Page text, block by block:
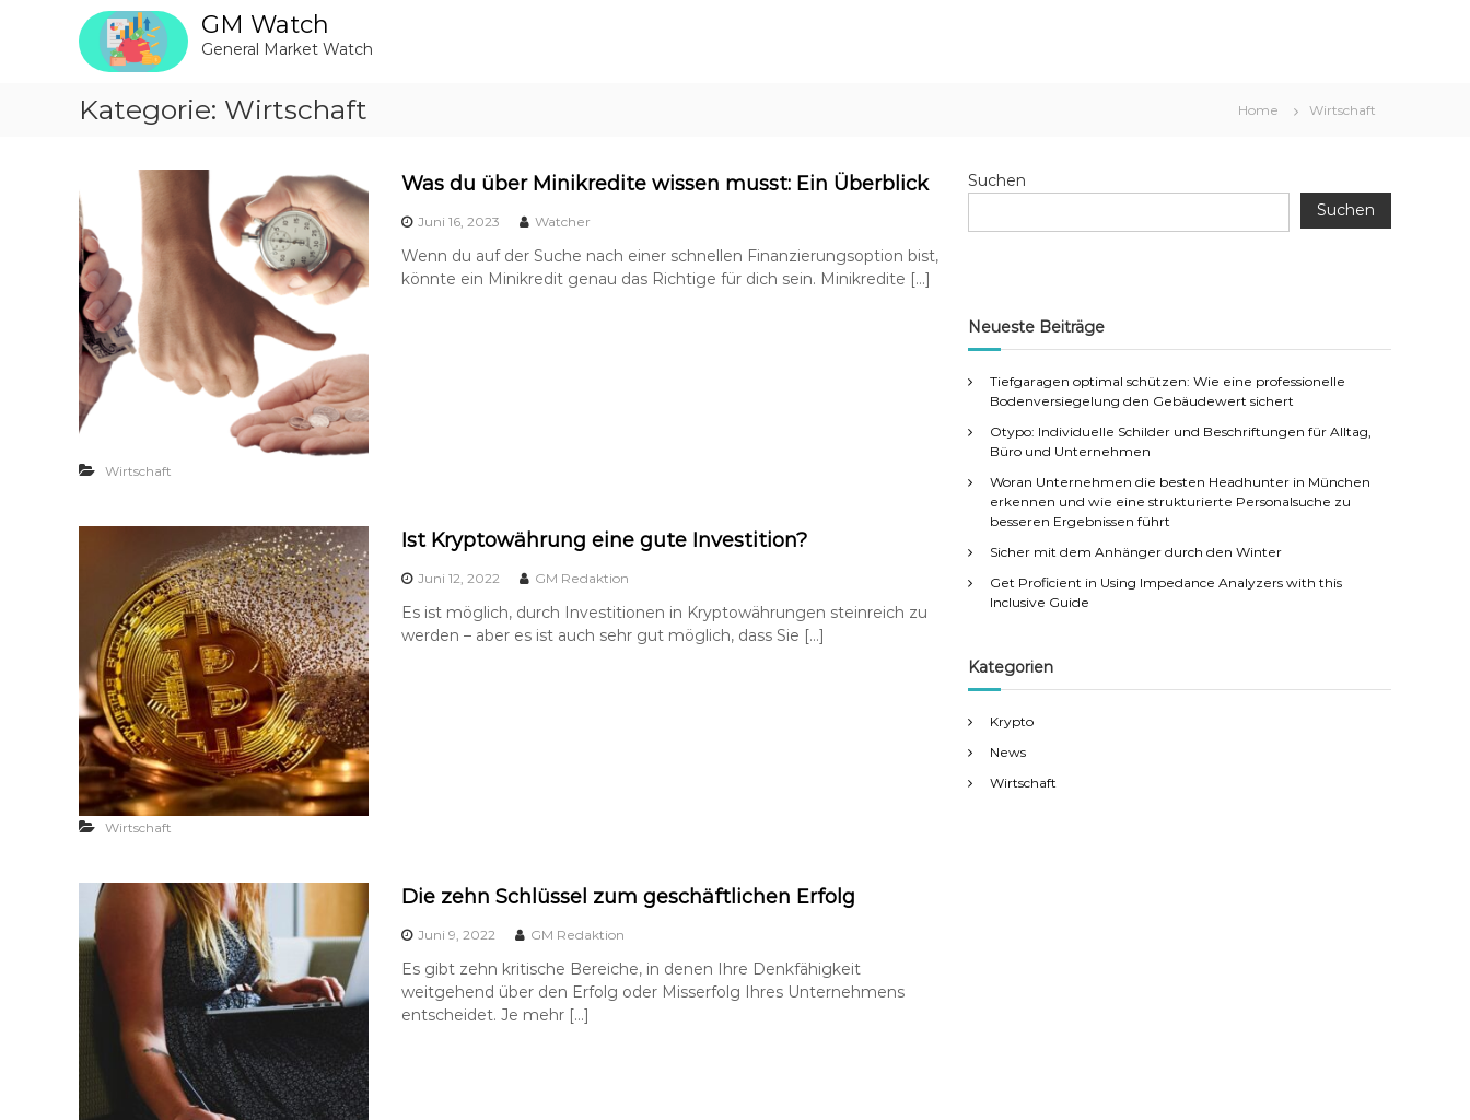
GM Watch
General Market Watch
Kategorie: Wirtschaft Home Wirtschaft
Was du über Minikredite wissen musst: Ein Überblick
Juni 16, 2023 Watcher
Wenn du auf der Suche nach einer schnellen Finanzierungsoption bist,
könnte ein Minikredit genau das Richtige für dich sein. Minikredite […]
Wirtschaft
Ist Kryptowährung eine gute Investition?
Juni 12, 2022 GM Redaktion
Es ist möglich, durch Investitionen in Kryptowährungen steinreich zu
werden – aber es ist auch sehr gut möglich, dass Sie […]
Wirtschaft
Die zehn Schlüssel zum geschäftlichen Erfolg
Juni 9, 2022 GM Redaktion
Es gibt zehn kritische Bereiche, in denen Ihre Denkfähigkeit
weitgehend über den Erfolg oder Misserfolg Ihres Unternehmens
entscheidet. Je mehr […]
Suchen
Suchen
Neueste Beiträge
Tiefgaragen optimal schützen: Wie eine professionelle
Bodenversiegelung den Gebäudewert sichert
Otypo: Individuelle Schilder und Beschriftungen für Alltag,
Büro und Unternehmen
Woran Unternehmen die besten Headhunter in München
erkennen und wie eine strukturierte Personalsuche zu
besseren Ergebnissen führt
Sicher mit dem Anhänger durch den Winter
Get Proficient in Using Impedance Analyzers with this
Inclusive Guide
Kategorien
Krypto
News
Wirtschaft